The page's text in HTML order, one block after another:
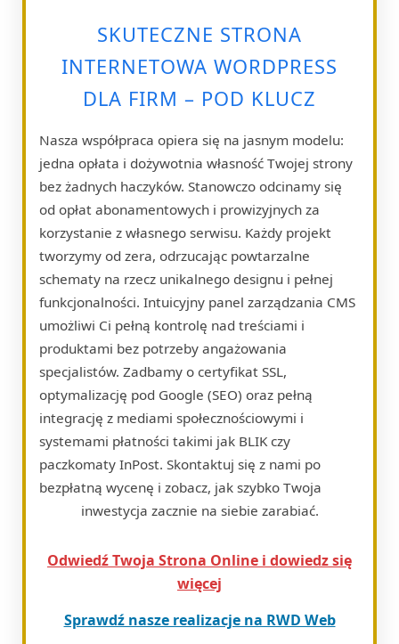
SKUTECZNE STRONA
INTERNETOWA WORDPRESS
DLA FIRM – POD KLUCZ
Nasza współpraca opiera się na jasnym modelu:
jedna opłata i dożywotnia własność Twojej strony
bez żadnych haczyków. Stanowczo odcinamy się
od opłat abonamentowych i prowizyjnych za
korzystanie z własnego serwisu. Każdy projekt
tworzymy od zera, odrzucając powtarzalne
schematy na rzecz unikalnego designu i pełnej
funkcjonalności. Intuicyjny panel zarządzania CMS
umożliwi Ci pełną kontrolę nad treściami i
produktami bez potrzeby angażowania
specjalistów. Zadbamy o certyfikat SSL,
optymalizację pod Google (SEO) oraz pełną
integrację z mediami społecznościowymi i
systemami płatności takimi jak BLIK czy
paczkomaty InPost. Skontaktuj się z nami po
bezpłatną wycenę i zobacz, jak szybko Twoja
inwestycja zacznie na siebie zarabiać.
Odwiedź Twoja Strona Online i dowiedz się
więcej
Sprawdź nasze realizacje na RWD Web